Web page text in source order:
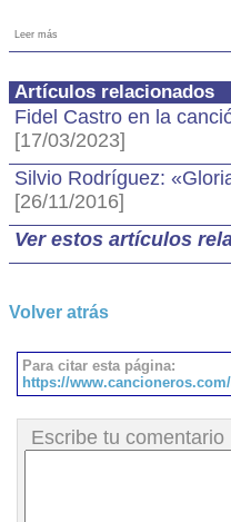
Leer más
Artículos relacionados
Fidel Castro en la
[17/03/2023]
Silvio Rodríguez:
[26/11/2016]
Ver estos artículos
Volver atrás
Para citar esta página:
https://
Escribe tu comentario